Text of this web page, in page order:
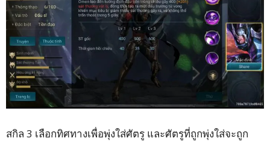
สกิล 3 เลือกทิศทางเพื่อพุ่งใส่ศัตรู และศัตรูที่ถูกพุ่งใส่จะถูก